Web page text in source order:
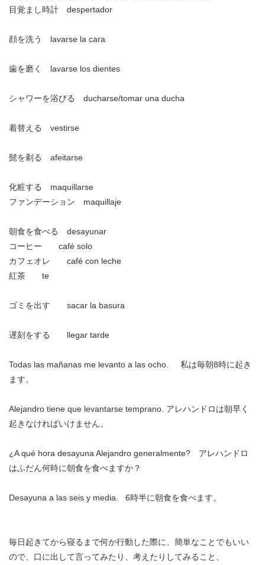
目覚まし時計 despertador
顔を洗う lavarse la cara
歯を磨く lavarse los dientes
シャワーを浴びる ducharse/tomar una ducha
着替える vestirse
髭を剃る afeitarse
化粧する maquillarse
ファンデーション maquillaje
朝食を食べる desayunar
コーヒー café solo
カフェオレ café con leche
紅茶 te
ゴミを出す sacar la basura
遅刻をする llegar tarde
Todas las mañanas me levanto a las ocho. 私は毎朝8時に起き
ます。
Alejandro tiene que levantarse temprano. アレハンドロは朝早く
起きなければいけません。
¿A qué hora desayuna Alejandro generalmente? アレハンドロ
はふだん何時に朝食を食べますか？
Desayuna a las seis y media. 6時半に朝食を食べます。
毎日起きてから寝るまで何か行動した際に、簡単なことでもいい
ので、口に出して言ってみたり、考えたりしてみること、